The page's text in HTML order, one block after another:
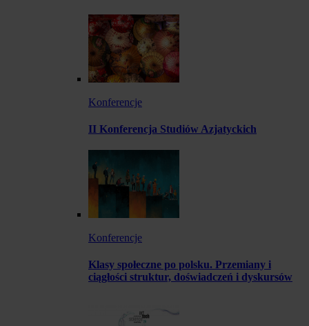
Konferencje
II Konferencja Studiów Azjatyckich
Konferencje
Klasy społeczne po polsku. Przemiany i
ciągłości struktur, doświadczeń i dyskursów